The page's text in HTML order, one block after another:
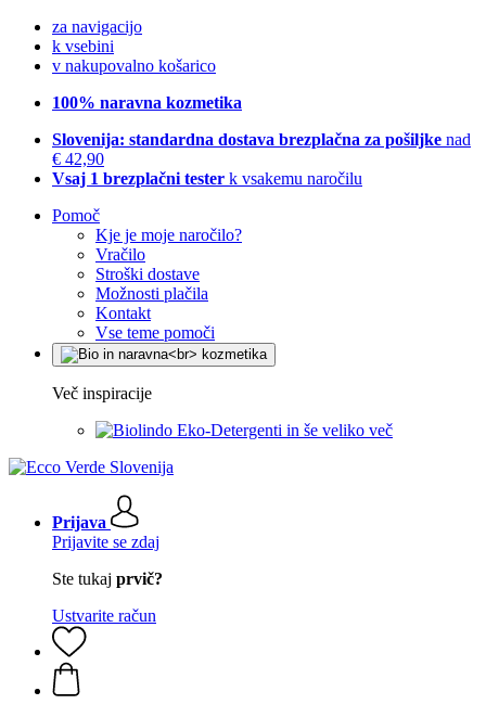
za navigacijo
k vsebini
v nakupovalno košarico
100% naravna kozmetika
Slovenija: standardna dostava brezplačna za pošiljke nad
€ 42,90
Vsaj 1 brezplačni tester k vsakemu naročilu
Pomoč
Kje je moje naročilo?
Vračilo
Stroški dostave
Možnosti plačila
Kontakt
Vse teme pomoči
Več inspiracije
Eko-Detergenti in še veliko več
Prijava
Prijavite se zdaj
Ste tukaj prvič?
Ustvarite račun